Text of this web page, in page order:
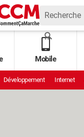
Mobile
Développement Internet